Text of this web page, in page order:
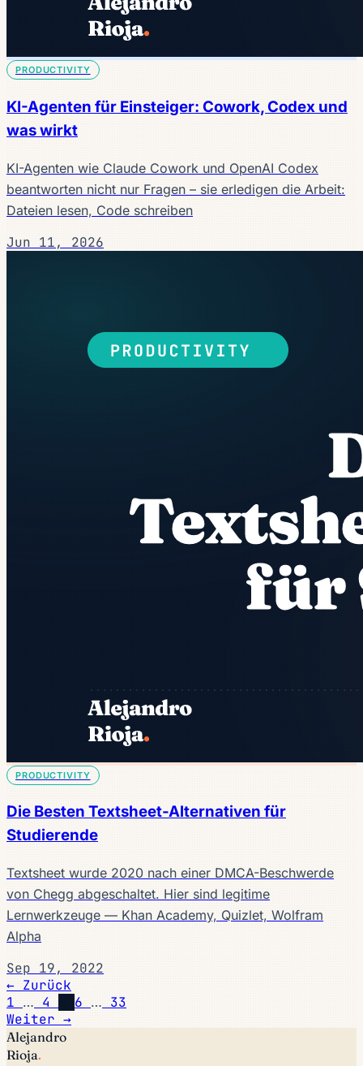
PRODUCTIVITY
KI-Agenten für Einsteiger: Cowork, Codex und
was wirkt
KI-Agenten wie Claude Cowork und OpenAI Codex
beantworten nicht nur Fragen – sie erledigen die Arbeit:
Dateien lesen, Code schreiben
Jun 11, 2026
PRODUCTIVITY
Die Besten Textsheet-Alternativen für
Studierende
Textsheet wurde 2020 nach einer DMCA-Beschwerde
von Chegg abgeschaltet. Hier sind legitime
Lernwerkzeuge — Khan Academy, Quizlet, Wolfram
Alpha
Sep 19, 2022
← Zurück
1 … 4 6 … 33
Weiter →
Alejandro
Rioja.